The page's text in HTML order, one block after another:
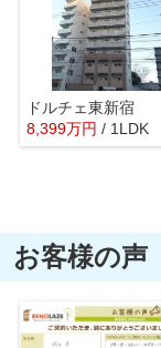
ドルチェ東新宿
8,399万円 / 1LDK
お客様の声